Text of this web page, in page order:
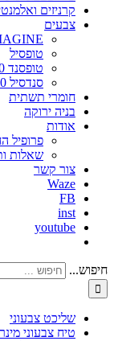
קרניזים
צבעים
טופסיל
טופסנד F-80
סנדסיל S-80
חומרי תשתית
בניה ירוקה
אודות
פרופיל
שאלות
צור קשר
Waze
FB
inst
youtube
חיפוש...
שליכט צבעוני
טיח צבעוני